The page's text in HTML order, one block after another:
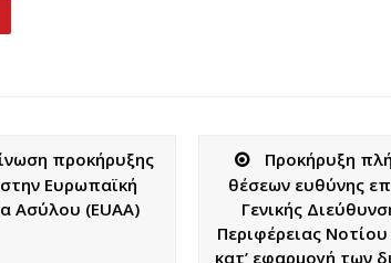
προκήρυξης
Ευρωπαϊκή
Ασύλου (EUAA)
Προκήρυξη
θέσεων ευθύνης
Γενικής
Περιφέρειας Νοτίου
κατ’ εφαρμογή των